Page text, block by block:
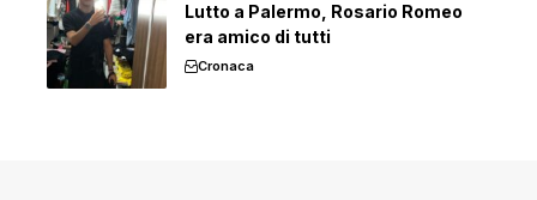
Lutto a Palermo, Rosario Romeo
era amico di tutti
Cronaca